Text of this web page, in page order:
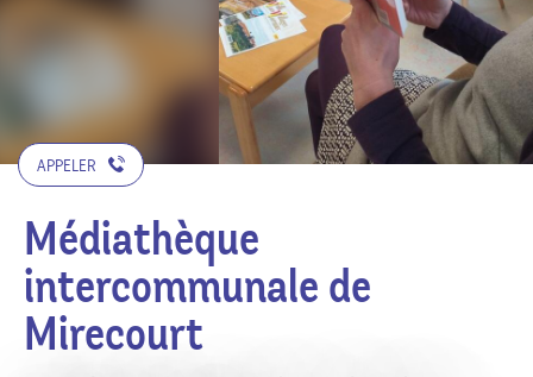
APPELER
Médiathèque
intercommunale de
Mirecourt